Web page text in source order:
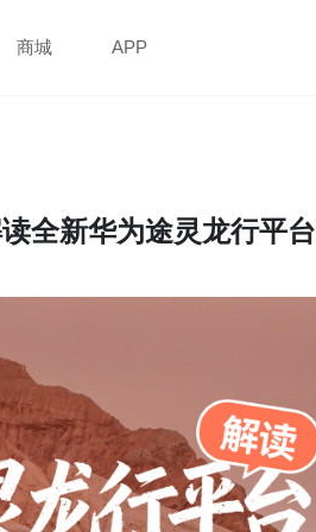
商城 APP
全新华为途灵龙行平台